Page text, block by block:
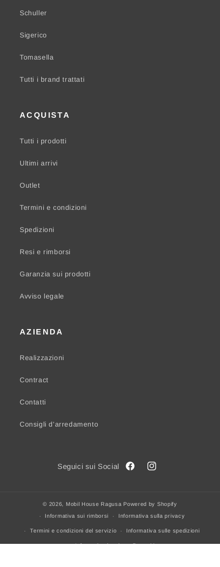
Schuller
Sigerico
Tomasella
Tutti i brand trattati
ACQUISTA
Tutti i prodotti
Ultimi arrivi
Outlet
Termini e condizioni
Spedizioni
Resi e rimborsi
Garanzia sui prodotti
Avviso legale
AZIENDA
Realizzazioni
Contract
Contatti
Consigli d'arredamento
FacebookInstagram
© 2026, Mobil House Ragusa Powered by Shopify
Informativa sui rimborsi
Informativa sulla privacy
Termini e condizioni del servizio Informativa sulle spedizioni
Informativa legale Recapiti